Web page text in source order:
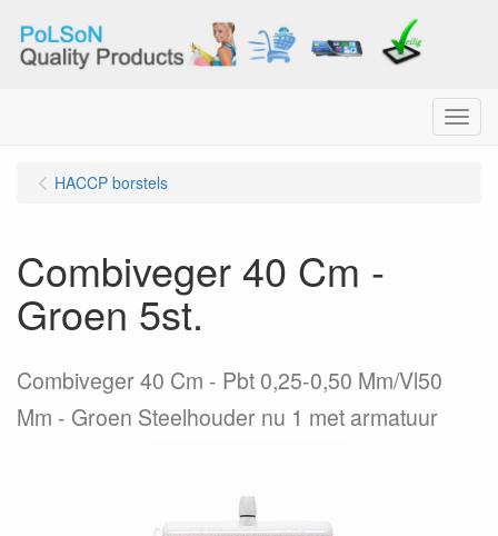
Menu
HACCP borstels
Combiveger 40 Cm -
Groen 5st.
Combiveger 40 Cm - Pbt 0,25-0,50 Mm/Vl50
Mm - Groen Steelhouder nu 1 met armatuur